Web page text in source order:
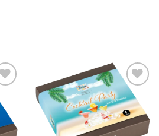
Auf die
Wunschliste